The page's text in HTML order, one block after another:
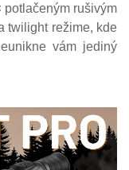
potlačeným rušivým
twilight režime, kde
vám jediný